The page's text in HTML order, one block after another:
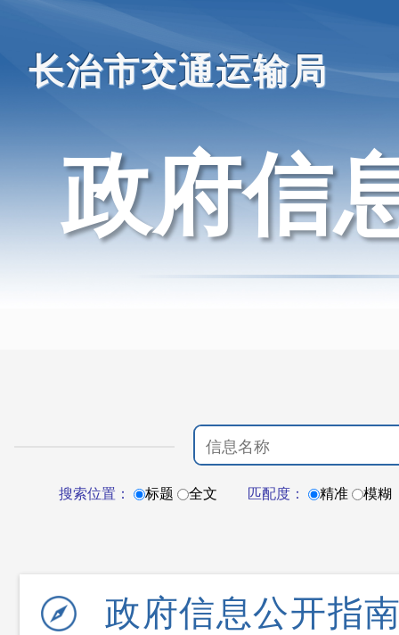
长治市交通运输局
政府信
搜索位置： 标题 全文 匹配度： 精准 模糊
政府信息公开指